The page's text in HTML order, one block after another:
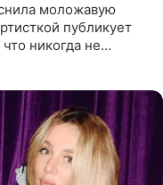
моложавую
публикует
никогда не